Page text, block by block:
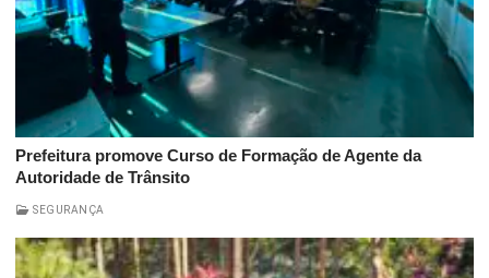
Prefeitura promove Curso de Formação de Agente da
Autoridade de Trânsito
SEGURANÇA